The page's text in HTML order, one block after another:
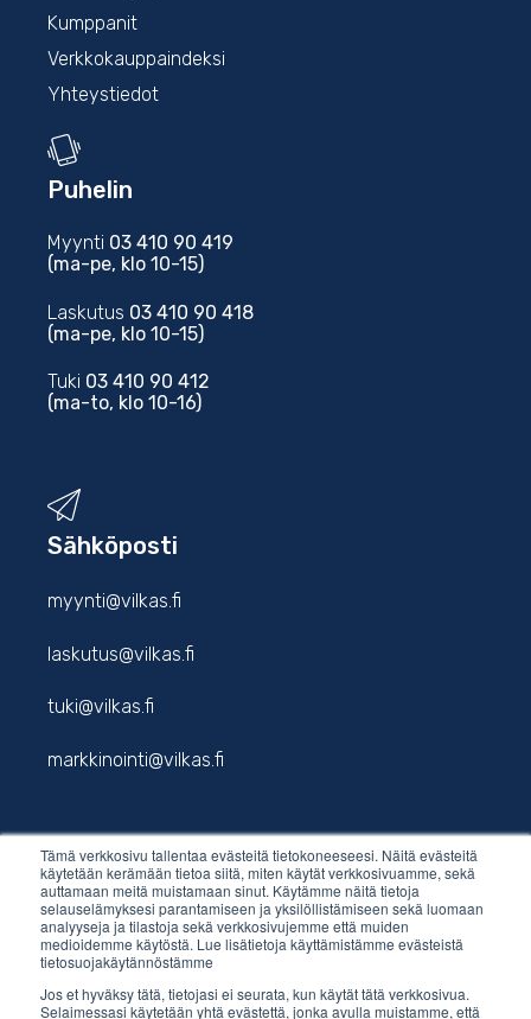
Tämä verkkosivu tallentaa evästeitä tietokoneeseesi. Näitä evästeitä
käytetään kerämään tietoa siitä, miten käytät verkkosivuamme, sekä
auttamaan meitä muistamaan sinut. Käytämme näitä tietoja
selauselämyksesi parantamiseen ja yksilöllistämiseen sekä luomaan
analyyseja ja tilastoja sekä verkkosivujemme että muiden
medioidemme käytöstä. Lue lisätietoja käyttämistämme evästeistä
tietosuojakäytännöstämme
Jos et hyväksy tätä, tietojasi ei seurata, kun käytät tätä verkkosivua.
Selaimessasi käytetään yhtä evästettä, jonka avulla muistamme, että
Kumppanit
Verkkokauppaindeksi
Yhteystiedot
Puhelin
Myynti 03 410 90 419
(ma-pe, klo 10-15)
Laskutus 03 410 90 418
(ma-pe, klo 10-15)
Tuki 03 410 90 412
(ma-to, klo 10-16)
Sähköposti
myynti@vilkas.fi
laskutus@vilkas.fi
tuki@vilkas.fi
markkinointi@vilkas.fi
etunimi.sukunimi@vilkas.fi